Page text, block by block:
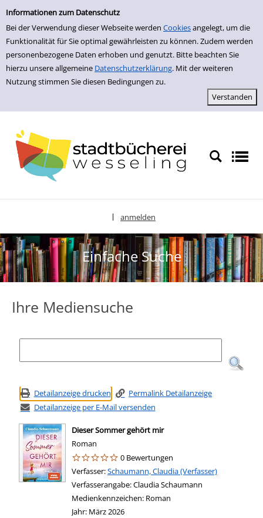
Informationen zum Datenschutz
Bei der Verwendung dieser Webseite werden Cookiesangelegt, um die
Funktionalität für Sie optimal gewährleisten zu können. Zudem werden
personenbezogene Daten erhoben und genutzt. Bitte beachten Sie
hierzu unsere allgemeine Datenschutzerklärung. Mit der weiteren
Nutzung stimmen Sie diesen Bedingungen zu.
zur Navigation springen
zum Inhalt springen
Zur Detailanzeige springen
anmelden
Einfache Suche
Ihre Mediensuche
Detailanzeige drucken
Permalink Detailanzeige
Detailanzeige per E-Mail versenden
Dieser Sommer gehört mir
Roman
0 Bewertungen
Verfasser:Suche nach diesem Verfasser
Schaumann, Claudia (Verfasser)
Verfasserangabe:Claudia Schaumann
Medienkennzeichen: Roman
Jahr: März 2026